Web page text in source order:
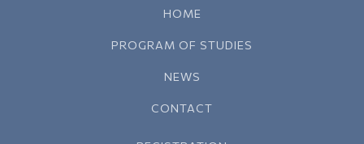
HOME
PROGRAM OF STUDIES
NEWS
CONTACT